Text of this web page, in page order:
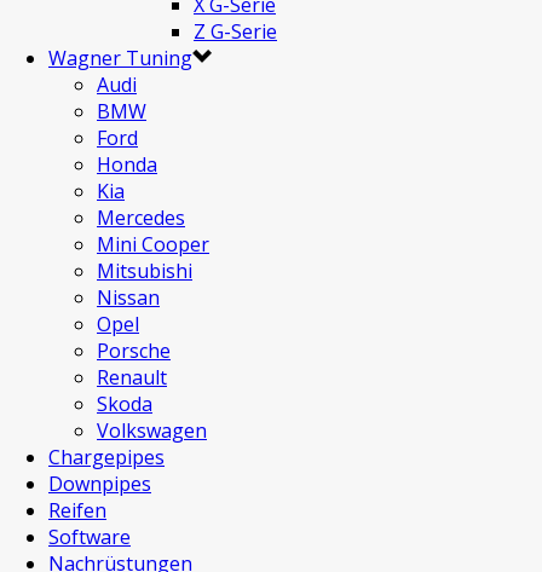
Z G-Serie
Wagner Tuning
Audi
BMW
Ford
Honda
Kia
Mercedes
Mini Cooper
Mitsubishi
Nissan
Opel
Porsche
Renault
Skoda
Volkswagen
Chargepipes
Downpipes
Reifen
Software
Nachrüstungen